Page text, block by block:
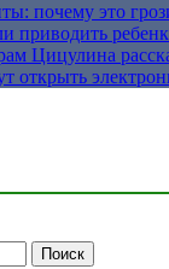
почему это
приводить
Цицулина
открыть